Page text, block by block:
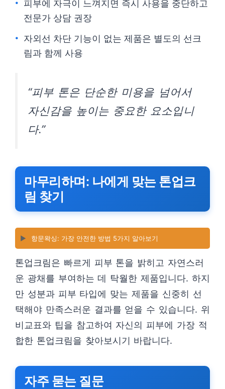
피부에 자극이 느껴지면 즉시 사용을 중단하고
전문가 상담 권장
자외선 차단 기능이 없는 제품은 별도의 선크
림과 함께 사용
“피부 톤은 단순한 미용을 넘어서
자신감을 높이는 중요한 요소입니
다.”
마무리하며: 나에게 맞는 톤업크
림 찾기
▶️ 항문왁싱: 가장 안전한 방법 5가지 알아보기
톤업크림은 빠르게 피부 톤을 밝히고 자연스러
운 광채를 부여하는 데 탁월한 제품입니다. 하지
만 성분과 피부 타입에 맞는 제품을 신중히 선
택해야 만족스러운 결과를 얻을 수 있습니다. 위
비교표와 팁을 참고하여 자신의 피부에 가장 적
합한 톤업크림을 찾아보시기 바랍니다.
자주 묻는 질문